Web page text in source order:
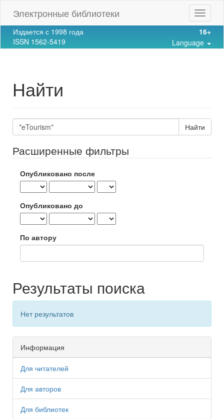
Navigation
Main
Content
Sidebar
Toggle
Электронные библиотеки
Издается с 1998 года
ISSN 1562-5419
16+
Language
Найти
Поиск
статей
Расширенные фильтры
Опубликовано после
Опубликовано до
По автору
Результаты поиска
Нет результатов
Информация
Для читателей
Для авторов
Для библиотек